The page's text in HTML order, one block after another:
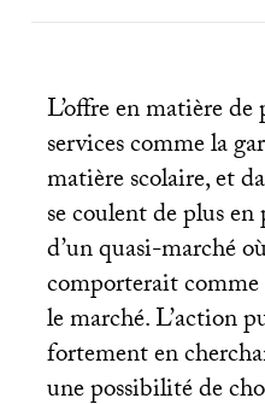
L’offre en matière
services comme la
matière scolaire, et
se coulent de plus
d’un quasi-marché
comporterait
le marché. L’action
fortement en
une possibilité de